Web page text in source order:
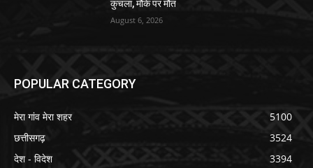
कुचला, मौके पर मौत
August 6, 2026
POPULAR CATEGORY
मेरा गांव मेरा शहर
5100
छत्तीसगढ़
3524
देश - विदेश
3394